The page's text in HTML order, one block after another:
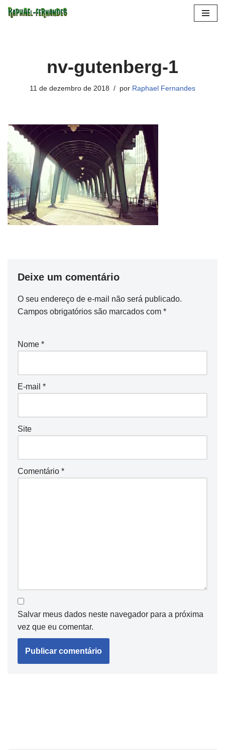
nv-gutenberg-1
11 de dezembro de 2018 por Raphael Fernandes
Deixe um comentário
O seu endereço de e-mail não será publicado.
Campos obrigatórios são marcados com *
Nome *
E-mail *
Site
Comentário *
Salvar meus dados neste navegador para a próxima
vez que eu comentar.